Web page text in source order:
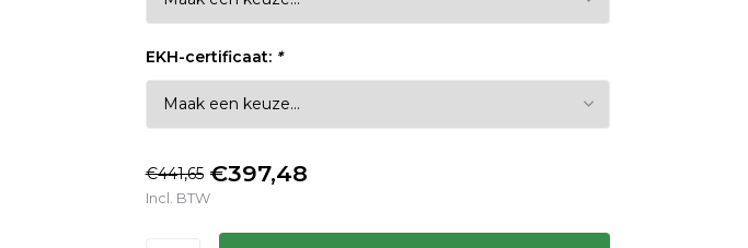
EKH-certificaat: *
€441,65 €397,48
Incl. BTW